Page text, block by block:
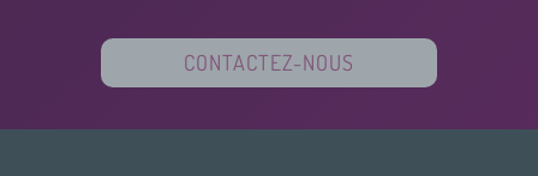
CONTACTEZ-NOUS